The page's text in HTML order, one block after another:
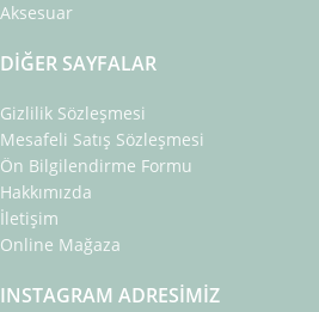
Aksesuar
DIĞER SAYFALAR
Gizlilik Sözleşmesi
Mesafeli Satış Sözleşmesi
Ön Bilgilendirme Formu
Hakkımızda
İletişim
Online Mağaza
INSTAGRAM ADRESIMIZ